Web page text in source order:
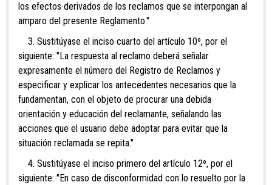
los efectos derivados de los reclamos que se interpongan al
amparo del presente Reglamento."
3. Sustitúyase el inciso cuarto del artículo 10º, por el
siguiente: "La respuesta al reclamo deberá señalar
expresamente el número del Registro de Reclamos y
especificar y explicar los antecedentes necesarios que la
fundamentan, con el objeto de procurar una debida
orientación y educación del reclamante, señalando las
acciones que el usuario debe adoptar para evitar que la
situación reclamada se repita."
4. Sustitúyase el inciso primero del artículo 12º, por el
siguiente: "En caso de disconformidad con lo resuelto por la